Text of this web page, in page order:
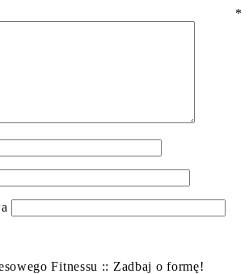
*
Fitnessu :: Zadbaj o formę!